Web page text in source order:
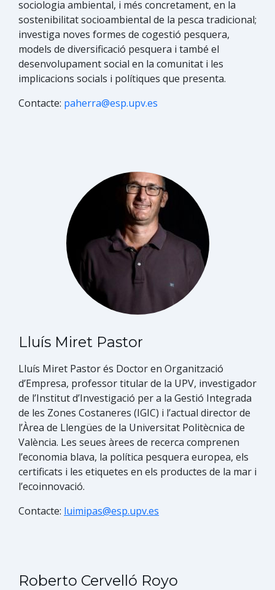
sociologia ambiental, i més concretament, en la
sostenibilitat socioambiental de la pesca tradicional;
investiga noves formes de cogestió pesquera,
models de diversificació pesquera i també el
desenvolupament social en la comunitat i les
implicacions socials i polítiques que presenta.
Contacte: paherra@esp.upv.es
Lluís Miret Pastor
Lluís Miret Pasto​r és Doctor en Organització
d’Empresa, professor titular de la UPV, investigador
de l’Institut d’Investigació per a la Gestió Integrada
de les Zones Costaneres (IGIC) i l’actual director de
l’Àrea de Llengües de la Universitat Politècnica de
València. Les seues àrees de recerca comprenen
l’economia blava, la política pesquera europea, els
certificats i les etiquetes en els productes de la mar i
l’ecoinnovació.
Contacte: luimipas@esp.upv.es
Roberto Cervelló Royo